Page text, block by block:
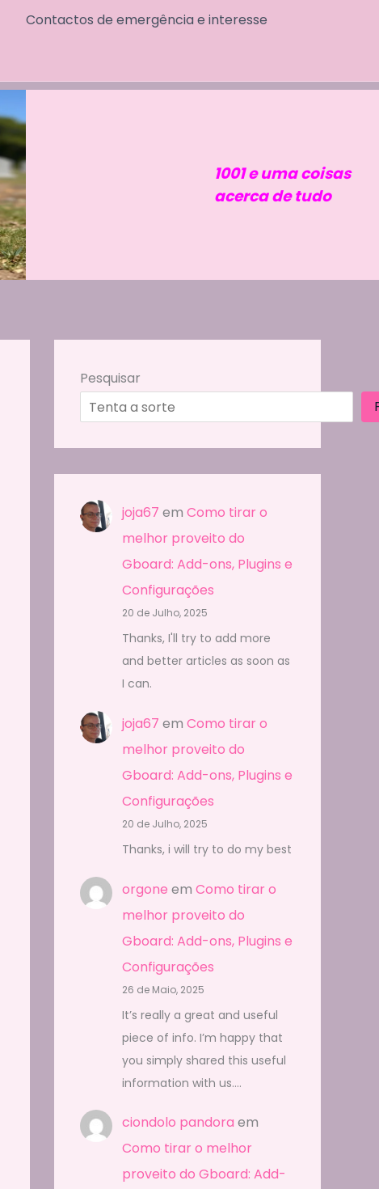
Contactos de emergência e interesse
1001 e uma coisas
acerca de tudo
Pesquisar
joja67 em Como tirar o
melhor proveito do
Gboard: Add-ons, Plugins e
Configurações
20 de Julho, 2025
Thanks, I'll try to add more
and better articles as soon as
I can.
joja67 em Como tirar o
melhor proveito do
Gboard: Add-ons, Plugins e
Configurações
20 de Julho, 2025
Thanks, i will try to do my best
orgone em Como tirar o
melhor proveito do
Gboard: Add-ons, Plugins e
Configurações
26 de Maio, 2025
It’s really a great and useful
piece of info. I’m happy that
you simply shared this useful
information with us.…
ciondolo pandora em
Como tirar o melhor
proveito do Gboard: Add-